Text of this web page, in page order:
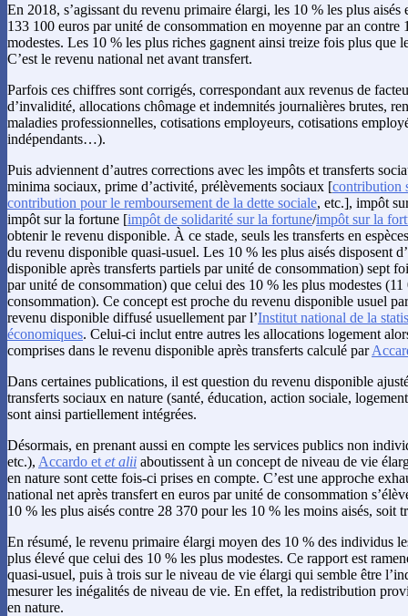
En 2018, s’agissant du revenu primaire élargi, les 10 % les plus
133 100 euros par unité de consommation en moyenne par an contre
modestes. Les 10 % les plus riches gagnent ainsi treize fois plus que
C’est le revenu national net avant transfert.
Parfois ces chiffres sont corrigés, correspondant aux revenus de
d’invalidité, allocations chômage et indemnités journalières brutes,
maladies professionnelles, cotisations employeurs, cotisations
indépendants…).
Puis adviennent d’autres corrections avec les impôts et transferts
minima sociaux, prime d’activité, prélèvements sociaux [contribution
contribution pour le remboursement de la dette sociale, etc.], impôt
impôt sur la fortune [impôt de solidarité sur la fortune/impôt sur la
obtenir le revenu disponible. À ce stade, seuls les transferts en
du revenu disponible quasi-usuel. Les 10 % les plus aisés disposent
disponible après transferts partiels par unité de consommation) sept
par unité de consommation) que celui des 10 % les plus modestes
consommation). Ce concept est proche du revenu disponible usuel
revenu disponible diffusé usuellement par l’Institut national de la
économiques. Celui-ci inclut entre autres les allocations logement
comprises dans le revenu disponible après transferts calculé par
Dans certaines publications, il est question du revenu disponible
transferts sociaux en nature (santé, éducation, action sociale,
sont ainsi partiellement intégrées.
Désormais, en prenant aussi en compte les services publics non
etc.), Accardo et et alii aboutissent à un concept de niveau de vie
en nature sont cette fois-ci prises en compte. C’est une approche
national net après transfert en euros par unité de consommation
10 % les plus aisés contre 28 370 pour les 10 % les moins aisés, soit
En résumé, le revenu primaire élargi moyen des 10 % des individus
plus élevé que celui des 10 % les plus modestes. Ce rapport est
quasi-usuel, puis à trois sur le niveau de vie élargi qui semble être
mesurer les inégalités de niveau de vie. En effet, la redistribution
en nature.